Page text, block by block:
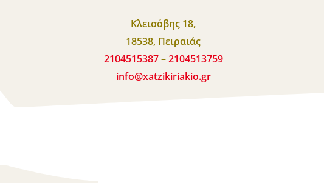
Κλεισόβης 18,
18538, Πειραιάς
2104515387–2104513759
info@xatzikiriakio.gr